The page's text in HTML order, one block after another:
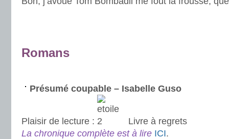
Romans
Présumé coupable – Isabelle Guso
Plaisir de lecture :
Livre à regrets
La chronique complète est à lire ICI.